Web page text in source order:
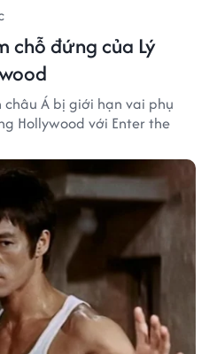
chỗ đứng của Lý
châu Á bị giới hạn vai phụ
Hollywood với Enter the